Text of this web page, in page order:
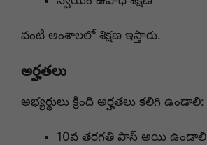
వంటి అంశాలలో శిక్షణ ఇస్తారు.
అర్హతలు
అభ్యర్థులు క్రింది అర్హతలు కలిగి ఉండాలి:
10వ తరగతి పాస్ అయి ఉండాలి